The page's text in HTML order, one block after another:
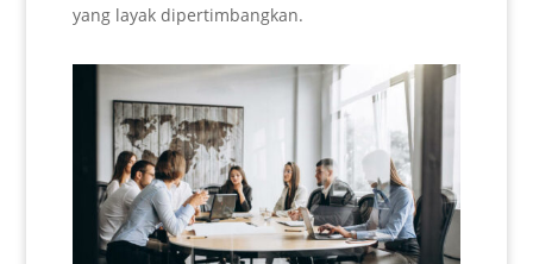
yang layak dipertimbangkan.